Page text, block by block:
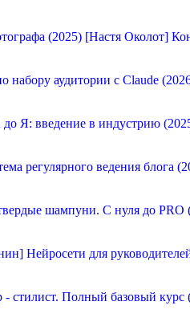
[Настя Околот]